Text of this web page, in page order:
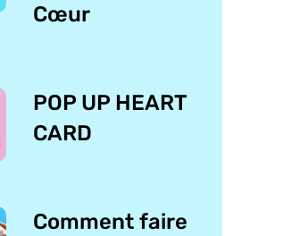
Cœur
POP UP HEART
CARD
Comment faire